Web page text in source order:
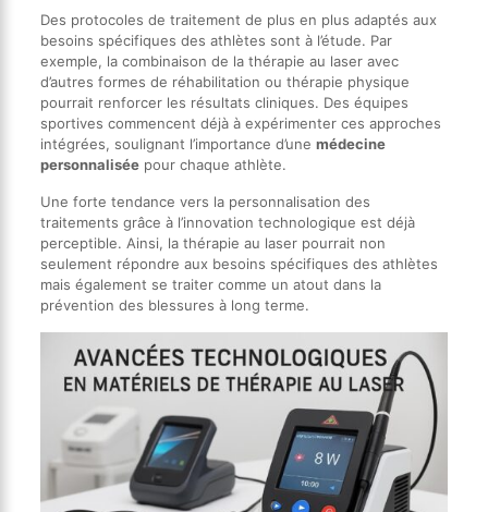
Des protocoles de traitement de plus en plus adaptés aux
besoins spécifiques des athlètes sont à l’étude. Par
exemple, la combinaison de la thérapie au laser avec
d’autres formes de réhabilitation ou thérapie physique
pourrait renforcer les résultats cliniques. Des équipes
sportives commencent déjà à expérimenter ces approches
intégrées, soulignant l’importance d’une médecine
personnaliséepour chaque athlète.
Une forte tendance vers la personnalisation des
traitements grâce à l’innovation technologique est déjà
perceptible. Ainsi, la thérapie au laser pourrait non
seulement répondre aux besoins spécifiques des athlètes
mais également se traiter comme un atout dans la
prévention des blessures à long terme.